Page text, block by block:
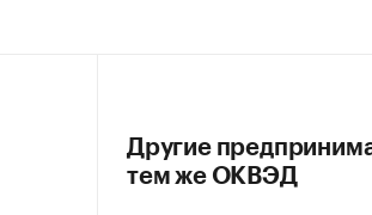
Другие
тем же ОКВЭД